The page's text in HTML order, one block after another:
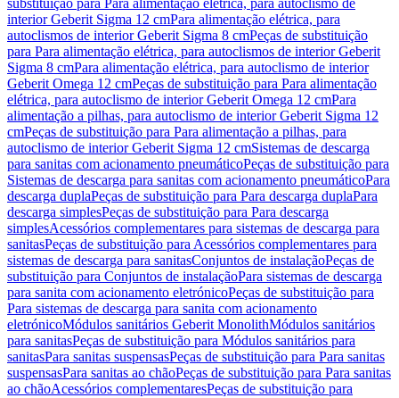
substituição para Para alimentação elétrica, para autoclismo de
interior Geberit Sigma 12 cmPara alimentação elétrica, para
autoclismos de interior Geberit Sigma 8 cmPeças de substituição
para Para alimentação elétrica, para autoclismos de interior Geberit
Sigma 8 cmPara alimentação elétrica, para autoclismo de interior
Geberit Omega 12 cmPeças de substituição para Para alimentação
elétrica, para autoclismo de interior Geberit Omega 12 cmPara
alimentação a pilhas, para autoclismo de interior Geberit Sigma 12
cmPeças de substituição para Para alimentação a pilhas, para
autoclismo de interior Geberit Sigma 12 cmSistemas de descarga
para sanitas com acionamento pneumáticoPeças de substituição para
Sistemas de descarga para sanitas com acionamento pneumáticoPara
descarga duplaPeças de substituição para Para descarga duplaPara
descarga simplesPeças de substituição para Para descarga
simplesAcessórios complementares para sistemas de descarga para
sanitasPeças de substituição para Acessórios complementares para
sistemas de descarga para sanitasConjuntos de instalaçãoPeças de
substituição para Conjuntos de instalaçãoPara sistemas de descarga
para sanita com acionamento eletrónicoPeças de substituição para
Para sistemas de descarga para sanita com acionamento
eletrónicoMódulos sanitários Geberit MonolithMódulos sanitários
para sanitasPeças de substituição para Módulos sanitários para
sanitasPara sanitas suspensasPeças de substituição para Para sanitas
suspensasPara sanitas ao chãoPeças de substituição para Para sanitas
ao chãoAcessórios complementaresPeças de substituição para